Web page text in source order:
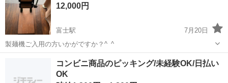
12,000円
富士駅
7月20日
製麺機ご入用の方いかがですか？^_^
富士駅 その他 製麺機
コンビニ商品のピッキング/未経験OK/日払い
OK